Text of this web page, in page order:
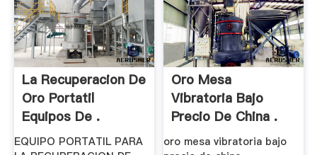
La Recuperacion De
Oro Portatil
Equipos De .
EQUIPO PORTATIL PARA
Oro Mesa
Vibratoria Bajo
Precio De China .
oro mesa vibratoria bajo